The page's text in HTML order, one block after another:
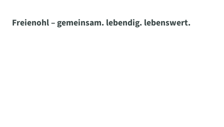
Freienohl – gemeinsam. lebendig. lebenswert.